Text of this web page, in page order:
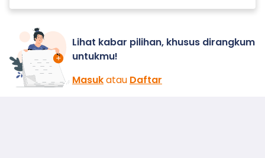
Lihat kabar pilihan, khusus dirangkum
untukmu!
Masukatau Daftar